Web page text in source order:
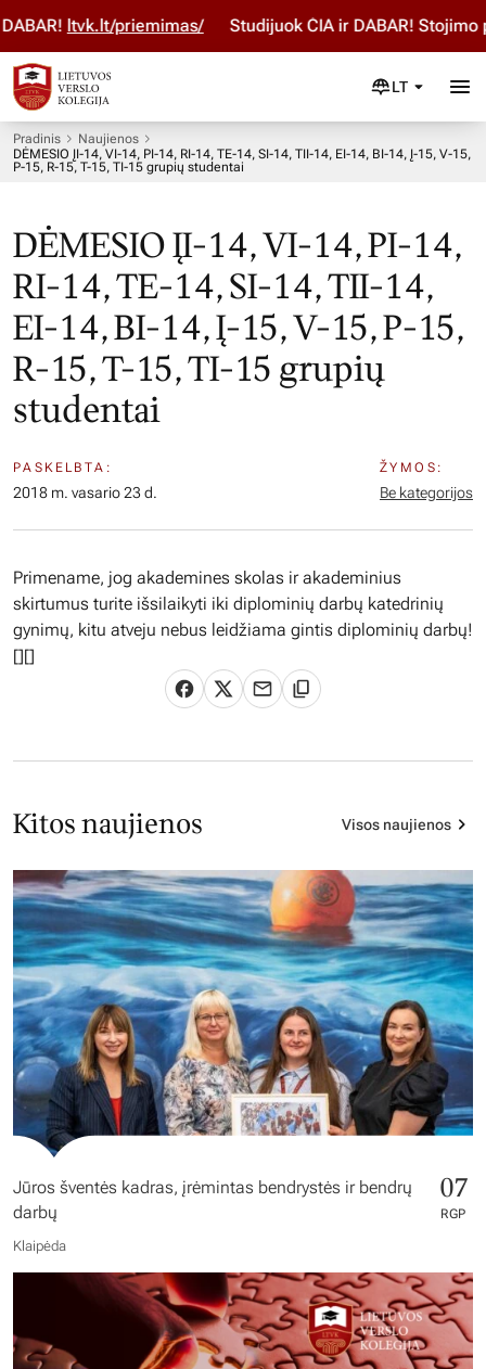
ltvk.lt/priemimas/ Studijuok ČIA ir DABAR! Stojimo
LT
Pradinis
Naujienos
DĖMESIO ĮI-14, VI-14, PI-14, RI-14, TE-14, SI-14, TII-14, EI-14, BI-14, Į-15, V-15,
P-15, R-15, T-15, TI-15 grupių studentai
DĖMESIO ĮI-14, VI-14, PI-14,
RI-14, TE-14, SI-14, TII-14,
EI-14, BI-14, Į-15, V-15, P-15,
R-15, T-15, TI-15 grupių
studentai
PASKELBTA:
2018 m. vasario 23 d.
ŽYMOS:
Be kategorijos
Primename, jog akademines skolas ir akademinius
skirtumus turite išsilaikyti iki diplominių darbų katedrinių
gynimų, kitu atveju nebus leidžiama gintis diplominių darbų!
[][]
Kitos naujienos Visos naujienos
Jūros šventės kadras, įrėmintas bendrystės ir bendrų
darbų
07
RGP
Klaipėda